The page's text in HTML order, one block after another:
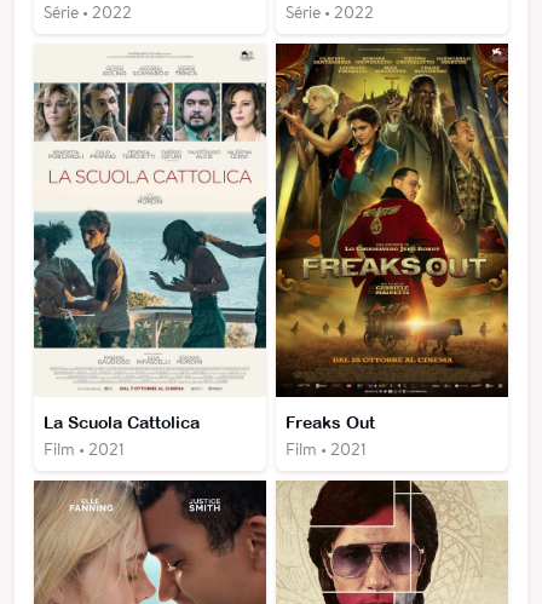
Série • 2022 Série • 2022
La Scuola Cattolica
Film • 2021
Freaks Out
Film • 2021